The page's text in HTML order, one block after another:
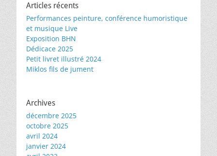
Articles récents
Performances peinture, conférence humoristique
et musique Live
Exposition BHN
Dédicace 2025
Petit livret illustré 2024
Miklos fils de jument
Archives
décembre 2025
octobre 2025
avril 2024
janvier 2024